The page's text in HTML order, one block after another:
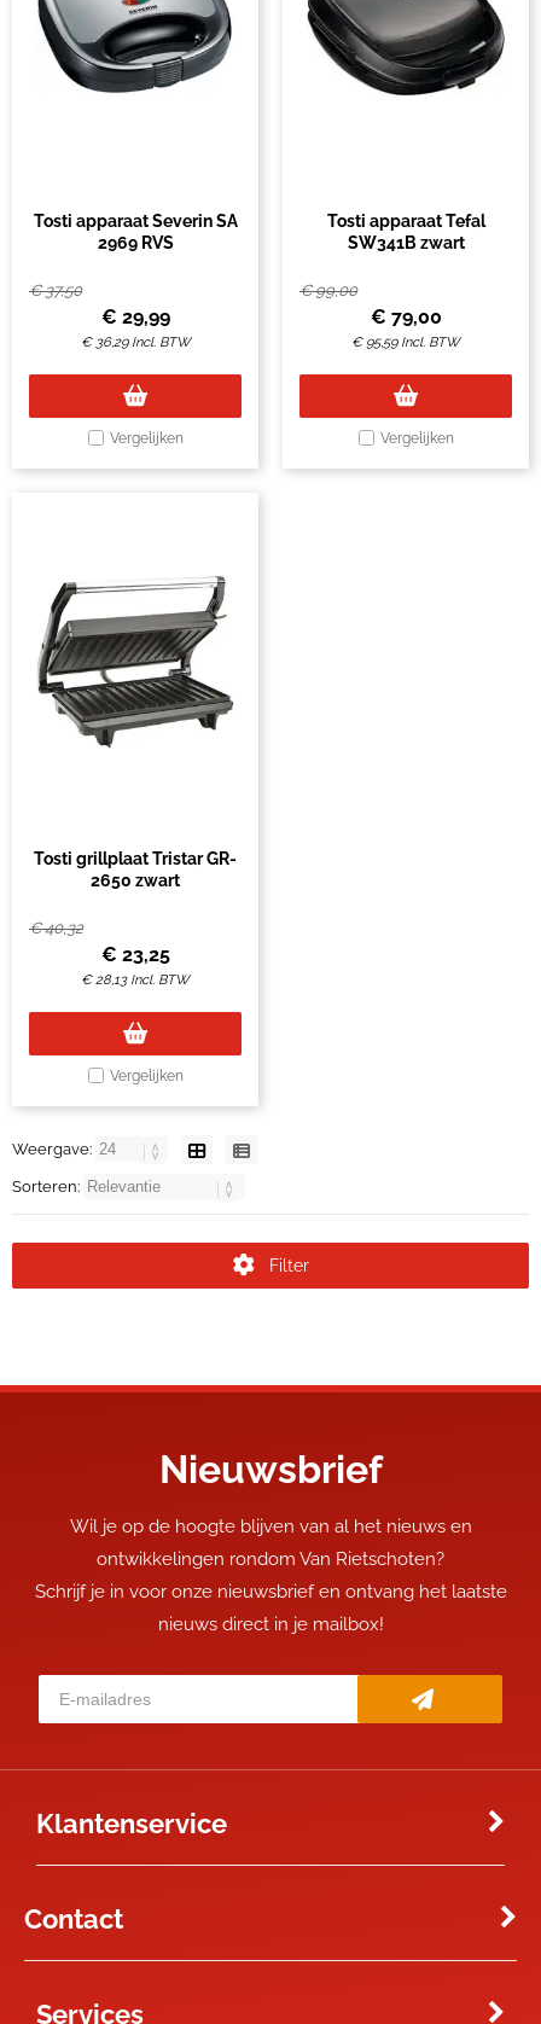
Tosti apparaat Severin SA
2969 RVS
€37,50
€ 29,99
€ 36,29 Incl. BTW
Vergelijken
Tosti apparaat Tefal
SW341B zwart
€99,00
€ 79,00
€ 95,59 Incl. BTW
Vergelijken
Tosti grillplaat Tristar GR-
2650 zwart
€40,32
€ 23,25
€28,13 Incl. BTW
Vergelijken
Weergave:
Sorteren:
Filter
Nieuwsbrief
Wil je op de hoogte blijven van al het nieuws en
ontwikkelingen rondom Van Rietschoten?
Schrijf je in voor onze nieuwsbrief en ontvang het laatste
nieuws direct in je mailbox!
Klantenservice
Contact
Services